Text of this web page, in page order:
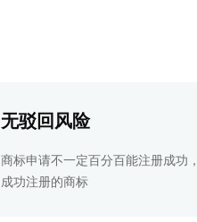
无驳回风险
商标申请不一定百分百能注册成功
成功注册的商标